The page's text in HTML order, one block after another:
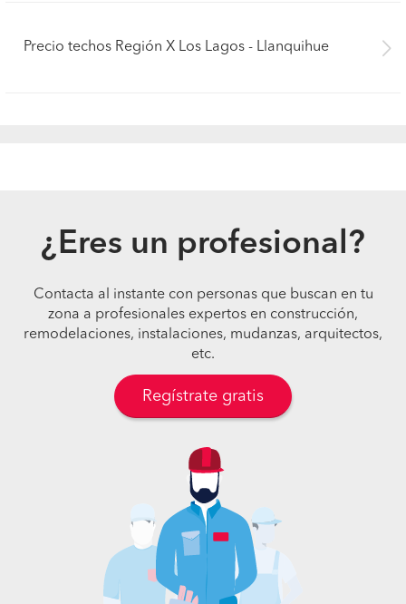
Precio techos Región X Los Lagos - Llanquihue
¿Eres un profesional?
Contacta al instante con personas que buscan en tu
zona a profesionales expertos en construcción,
remodelaciones, instalaciones, mudanzas, arquitectos,
etc.
Regístrate gratis
Pide presupuestos